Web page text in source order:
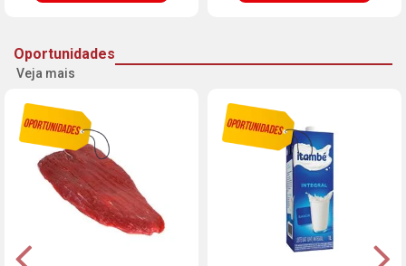
Oportunidades
Veja mais